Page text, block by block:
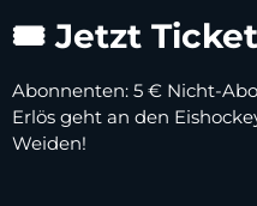
🎟 Jetzt
Abonnenten: 5 € Nicht-
Erlös geht an den
Weiden!